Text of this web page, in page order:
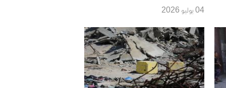
يرتب خرائطها والقطاع يُترك للدمار
04 يوليو 2026